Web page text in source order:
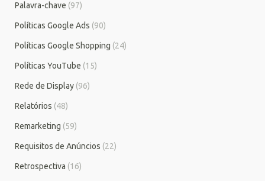
Palavra-chave (97)
Políticas Google Ads (90)
Políticas Google Shopping (24)
Políticas YouTube (15)
Rede de Display (96)
Relatórios (48)
Remarketing (59)
Requisitos de Anúncios (22)
Retrospectiva (16)